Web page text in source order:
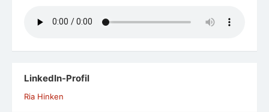
LinkedIn-Profil
Ria Hinken